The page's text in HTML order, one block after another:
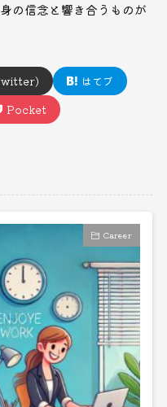
の信念と響き合うものが
はてブ
Pocket
Career